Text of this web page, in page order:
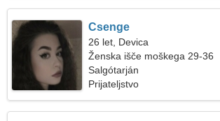
Csenge
26 let, Devica
Ženska išče moškega 29-36
Salgótarján
Prijateljstvo